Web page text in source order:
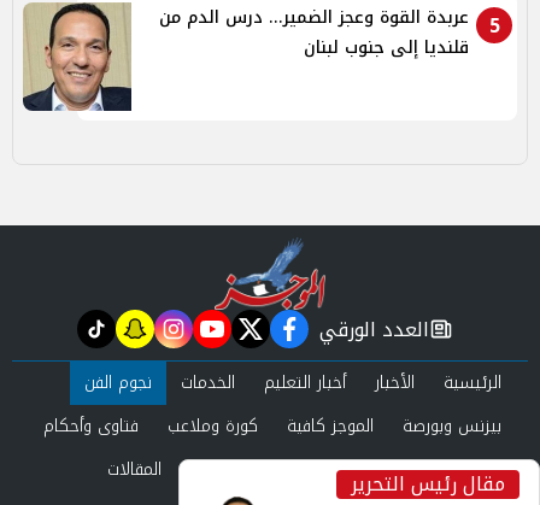
5
عربدة القوة وعجز الضمير... درس الدم من
قلنديا إلى جنوب لبنان
مقال رئيس التحرير
newspaper
العدد الورقي facebook
twitter
youtube
instagram
snapchat
tiktok
الرئيسية الأخبار أخبار التعليم الخدمات
نجوم الفن
بيزنس وبورصة
الموجز كافية كورة وملاعب
فتاوى وأحكام
صحة وجمال
عرب وعالم حوادث ومحاكم
المقالات